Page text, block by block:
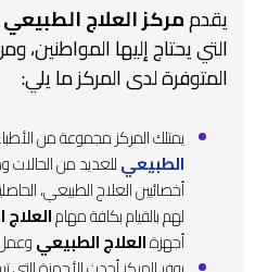
يقدممركز العلاج الطبيعي
التي يحتاج إليها المواطنين،
المتوفرة لدى المركز ما يلي:
يمتلك المركز مجموعة من
الطبيعيللعديد من
أخصائيين العلاج الطبيعي،
لهم بالقيام بكافة مهام
أجهزةالعلاج الطبيعي